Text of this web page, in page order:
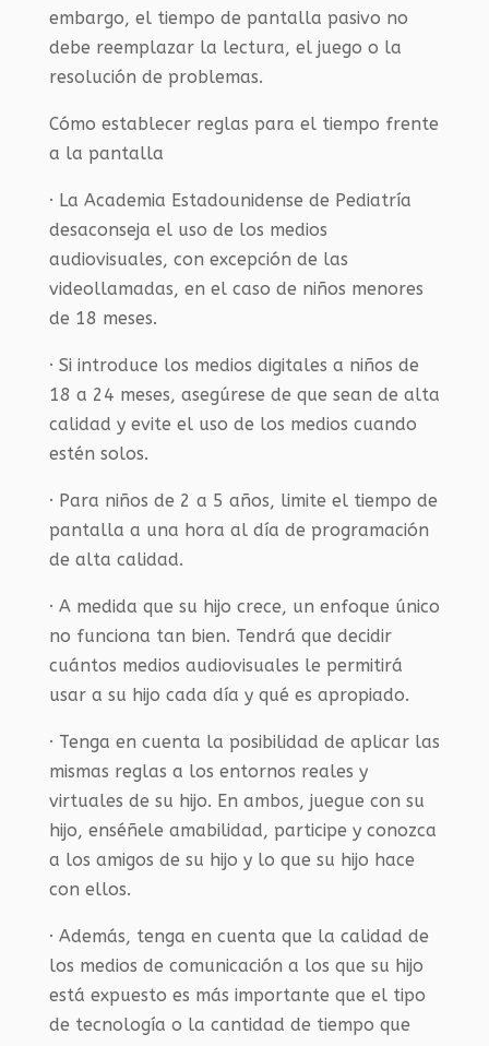
embargo, el tiempo de pantalla pasivo no
debe reemplazar la lectura, el juego o la
resolución de problemas.
Cómo establecer reglas para el tiempo frente
a la pantalla
· La Academia Estadounidense de Pediatría
desaconseja el uso de los medios
audiovisuales, con excepción de las
videollamadas, en el caso de niños menores
de 18 meses.
· Si introduce los medios digitales a niños de
18 a 24 meses, asegúrese de que sean de alta
calidad y evite el uso de los medios cuando
estén solos.
· Para niños de 2 a 5 años, limite el tiempo de
pantalla a una hora al día de programación
de alta calidad.
· A medida que su hijo crece, un enfoque único
no funciona tan bien. Tendrá que decidir
cuántos medios audiovisuales le permitirá
usar a su hijo cada día y qué es apropiado.
· Tenga en cuenta la posibilidad de aplicar las
mismas reglas a los entornos reales y
virtuales de su hijo. En ambos, juegue con su
hijo, enséñele amabilidad, participe y conozca
a los amigos de su hijo y lo que su hijo hace
con ellos.
· Además, tenga en cuenta que la calidad de
los medios de comunicación a los que su hijo
está expuesto es más importante que el tipo
de tecnología o la cantidad de tiempo que